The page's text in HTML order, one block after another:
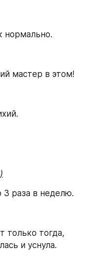
нормально.
мастер в этом!
3 раза в неделю.
только тогда,
и уснула.